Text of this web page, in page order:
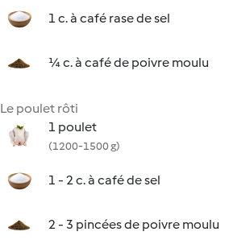
1 c. à café rase de sel
¼ c. à café de poivre moulu
Le poulet rôti
1 poulet
(1200-1500 g)
1 - 2 c. à café de sel
2 - 3 pincées de poivre moulu